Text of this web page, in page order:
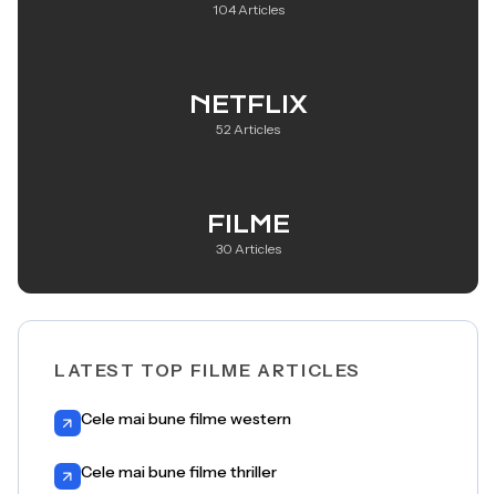
104 Articles
NETFLIX
52 Articles
FILME
30 Articles
LATEST TOP FILME ARTICLES
Cele mai bune filme western
Cele mai bune filme thriller